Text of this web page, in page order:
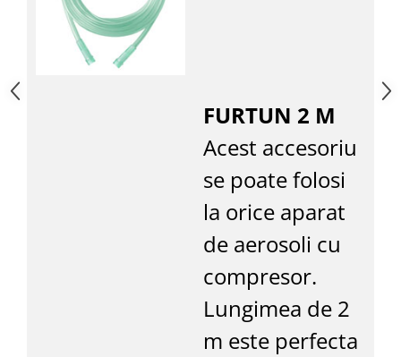
FURTUN 2 M
Acest accesoriu
se poate folosi
la orice aparat
de aerosoli cu
compresor.
Lungimea de 2
m este perfecta